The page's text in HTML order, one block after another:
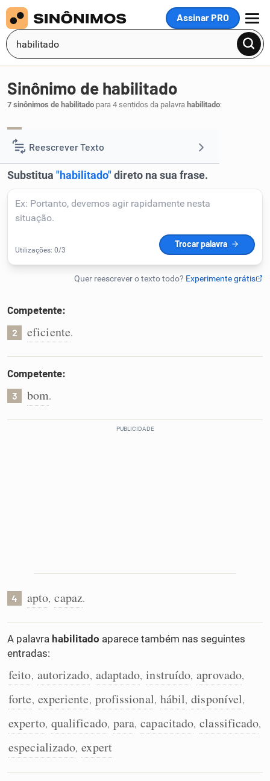
Assinar PRO
MENU
Reescrever Texto
Resumir Texto
Corrigir Texto
Detector de IA
Humanizador de IA
Caça-palavras
Sinônimo de habilitado
7 sinônimos de habilitado para 4 sentidos da palavra habilitado:
Competente:
2 eficiente.
Competente:
3 bom.
4 apto, capaz.
A palavra habilitado aparece também nas seguintes
entradas:
feito, autorizado, adaptado, instruído, aprovado,
forte, experiente, profissional, hábil, disponível,
experto, qualificado, para, capacitado, classificado,
especializado, expert